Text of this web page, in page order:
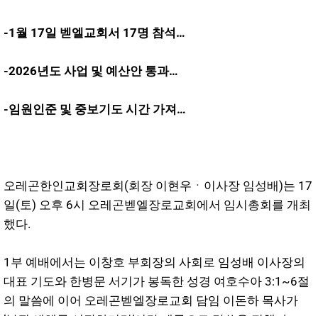
-1월 17일 벧엘교회서 17명 참석…
-2026년도 사업 및 예산안 통과…
-임원인준 및 중보기도 시간 가져…
오레곤한인교회장로회(회장 이현우ㆍ이사장 임성배)는 17
일(토) 오후 6시 오레곤벧엘장로교회에서 임시총회를 개최
했다.
1부 예배에서는 이창호 부회장의 사회로 임성배 이사장의
대표 기도와 한병문 서기가 봉독한 성경 여호수아 3:1~6절
의 말씀에 이어 오레곤벧엘장로교회 담임 이돈하 목사가